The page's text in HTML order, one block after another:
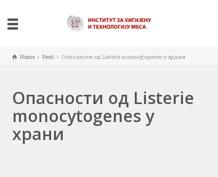
Home Vesti Опасности од Listerie monocytogenes у храни
Опасности од Listerie
monocytogenes у
храни